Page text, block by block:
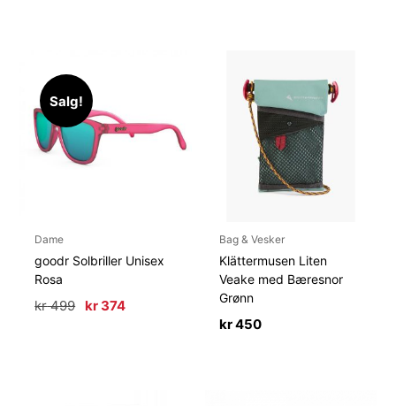
Salg!
Dame
goodr Solbriller Unisex
Rosa
kr499 Opprinnelig
kr374Nåværende
Bag & Vesker
Klättermusen Liten
Veake med Bæresnor
Grønn
kr450